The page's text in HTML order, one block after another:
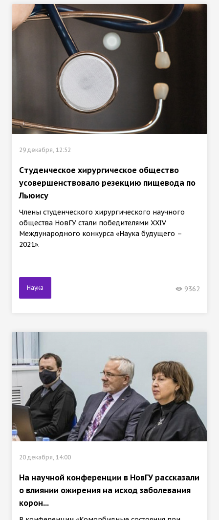
29 декабря, 12:52
Cтуденческое хирургическое общество
усовершенствовало резекцию пищевода по
Льюису
Члены студенческого хирургического научного
общества НовГУ стали победителями XXIV
Международного конкурса «Наука будущего –
2021».
Наука 9362
20 декабря, 14:00
На научной конференции в НовГУ рассказали
о влиянии ожирения на исход заболевания
корон...